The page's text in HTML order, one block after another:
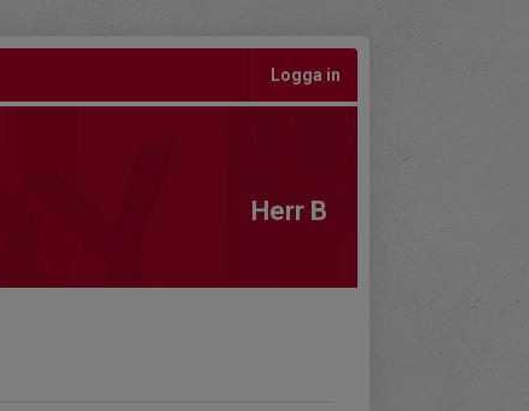
Logga in
Herr B